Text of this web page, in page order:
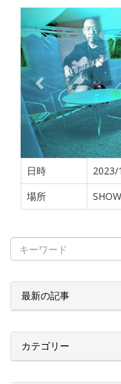
前
へ
日時
2023/
場所
最新の記事
カテゴリー